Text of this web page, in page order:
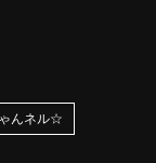
んネル☆